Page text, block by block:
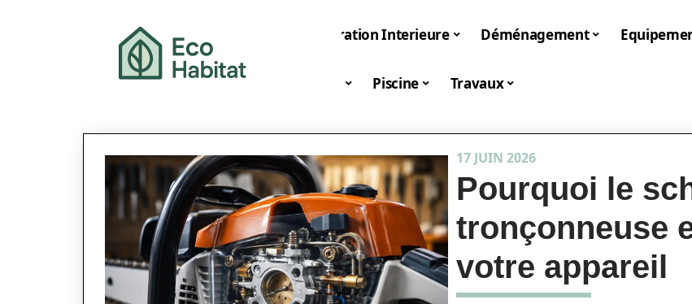
Décoration Interieure Déménagement
Piscine Travaux
17 JUIN 2026
Pourquoi le
tronçonneuse
votre appareil